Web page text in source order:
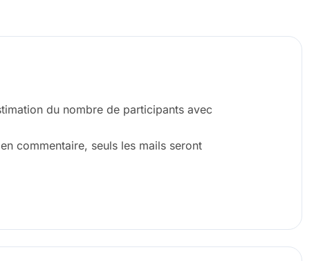
du nombre de participants avec
commentaire, seuls les mails seront